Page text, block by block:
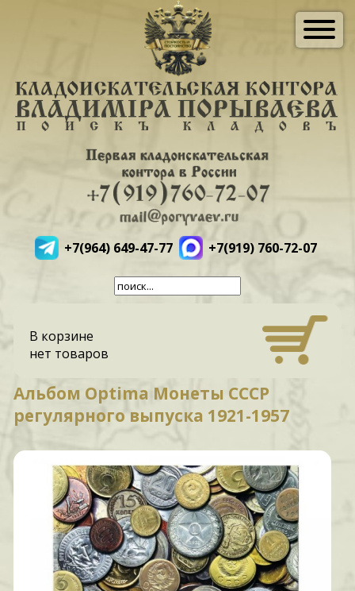
+7(964) 649-47-77 +7(919) 760-72-07
В корзине
нет товаров
Альбом Optima Монеты СССР
регулярного выпуска 1921-1957